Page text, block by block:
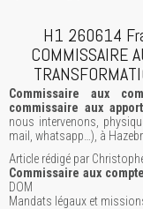
H1 260614
COMMISSAIRE
Commissaire aux
commissaire aux
nous intervenons,
mail, whatsapp…), à
Article rédigé par
Commissaire aux
DOM
Mandats légaux et